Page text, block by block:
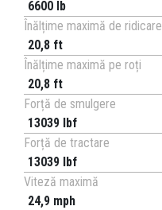
6600 lb
Înălțime maximă de ridicare
20,8 ft
Înălțime maximă pe roți
20,8 ft
Forță de smulgere
13039 lbf
Forță de tractare
13039 lbf
Viteză maximă
24,9 mph